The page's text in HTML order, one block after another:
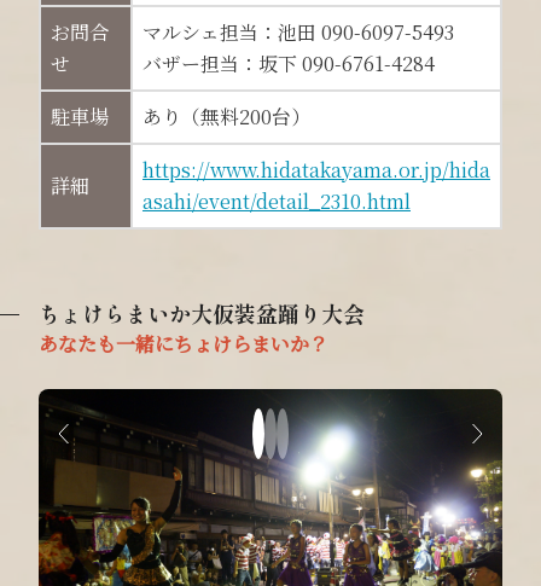
お問合
せ
マルシェ担当：池田 090-6097-5493
バザー担当：坂下 090-6761-4284
駐車場
あり（無料200台）
詳細
https://www.hidatakayama.or.jp/hida
asahi/event/detail_2310.html
ちょけらまいか大仮装盆踊り大会
あなたも一緒にちょけらまいか？